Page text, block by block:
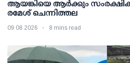
ആയങ്കിയെ ആർക്കും
രമേശ് ചെന്നിത്തല
09 08 2026 8 mins read